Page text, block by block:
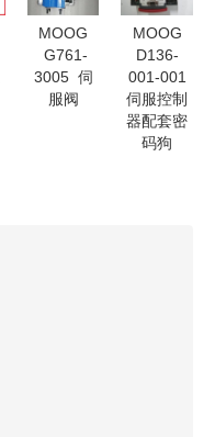
MOOG
G761-
3005 伺
服阀
MOOG
D136-
001-001
伺服控制
器配套密
码狗